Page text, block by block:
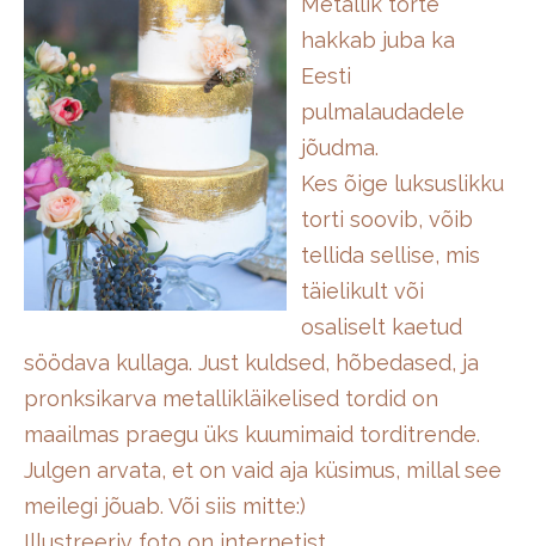
hakkab juba ka
Eesti
pulmalaudadele
jõudma.
Kes õige luksuslikku
torti soovib, võib
tellida sellise, mis
täielikult või
osaliselt kaetud
söödava kullaga. Just kuldsed, hõbedased, ja
pronksikarva metallikläikelised tordid on
maailmas praegu üks kuumimaid torditrende.
Julgen arvata, et on vaid aja küsimus, millal see
meilegi jõuab. Või siis mitte:)